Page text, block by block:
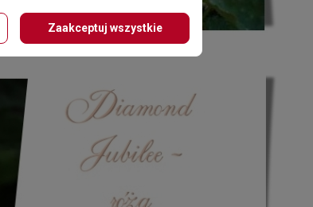
Zaakceptuj wszystkie